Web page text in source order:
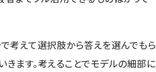
考えて選択肢から答えを選んでもら
きます。考えることでモデルの細部に